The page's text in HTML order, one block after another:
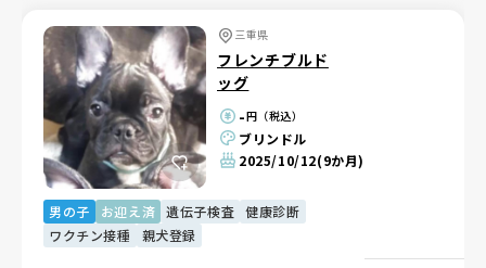
三重県
フレンチブルド
ッグ
-円（税込）
ブリンドル
2025/10/12(9か月)
男の子 お迎え済 遺伝子検査
健康診断
ワクチン接種
親犬登録